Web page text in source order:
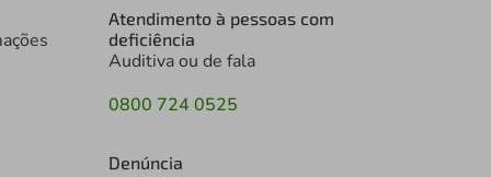
Atendimento à pessoas com
deficiência
Auditiva ou de fala
0800 724 0525
Denúncia